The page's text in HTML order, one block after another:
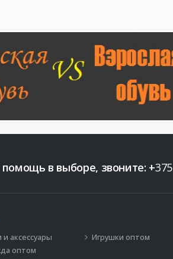
в выборе, звоните: +375
и аксессуары
Игрушки оптом
оптом